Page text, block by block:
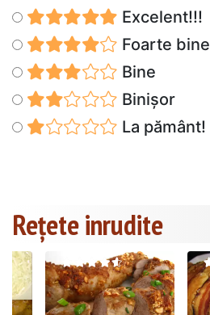
Excelent!!!
Foarte bine
Bine
Binișor
La pământ!
Rețete inrudite